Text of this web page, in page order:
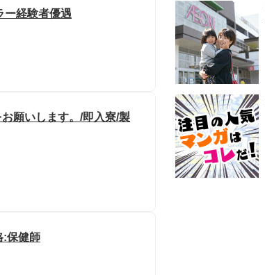
ー経験者優遇
願いします。/即入寮/製
:保健師